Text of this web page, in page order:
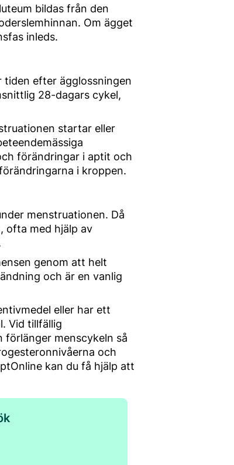
bildas från den
Om ägget
inleds.
tiden efter ägglossningen
28-dagars cykel,
startar eller
förändringar i aptit och
i kroppen.
menstruationen. Då
ofta med hjälp av
genom att helt
och är en vanlig
eller har ett
Vid tillfällig
menscykeln så
och
kan du få hjälp att